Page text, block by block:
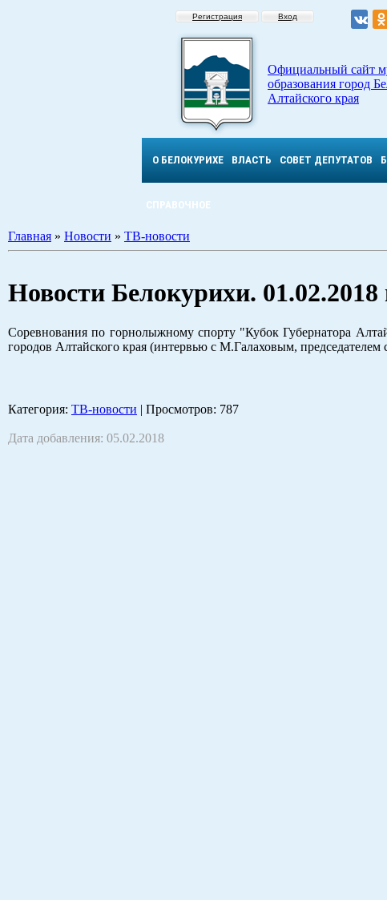
Регистрация Вход
Официальный сайт
образования город
Алтайского края
О БЕЛОКУРИХЕ ВЛАСТЬ СОВЕТ ДЕПУТАТОВ
СПРАВОЧНОЕ
Главная » Новости » ТВ-новости
Новости Белокурихи. 01.02.2018
Соревнования по горнолыжному спорту "Кубок Губернатора
городов Алтайского края (интервью с М.Галаховым, председателем
Категория: ТВ-новости | Просмотров: 787
Дата добавления: 05.02.2018